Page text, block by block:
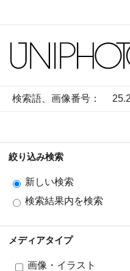
検索語、画像番号：
絞り込み検索
新しい検索
検索結果内を検索
メディアタイプ
画像・イラスト